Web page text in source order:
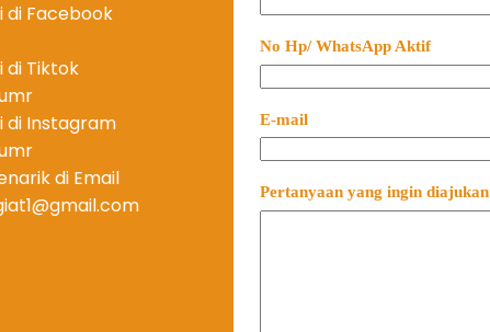
di Facebook
di Tiktok
di Instagram
di Email
No Hp/ WhatsApp Aktif
E-mail
Pertanyaan yang ingin diajukan